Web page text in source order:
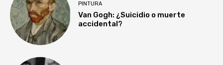
PINTURA
Van Gogh: ¿Suicidio o muerte
accidental?